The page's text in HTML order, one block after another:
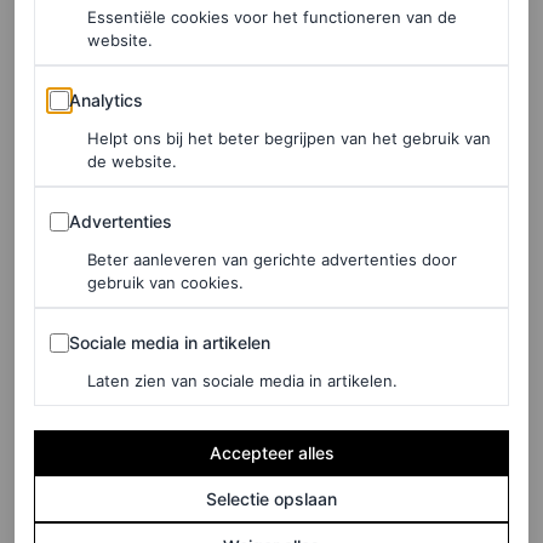
periode benutten om je toekomst te plannen ”, zegt ze.
Hoe te navigeren door
Mercury retrograde: do’s en
don’ts
Neem de tijd en doe rustig aan.
Communiceer zorgvuldig: dubbelcheck je e-mails,
berichten en brieven voordat je ze verstuurt.
Wees geduldig en begripvol met anderen —
misverstanden komen vaker voor.
Blijf flexibel en pas je aan veranderende situaties
Essentiële cookies voor het functioneren van de
website.
Analytics
Analytics
Helpt ons bij het beter begrijpen van het gebruik van
de website.
Advertenties
Advertenties
Beter aanleveren van gerichte advertenties door
gebruik van cookies.
Sociale media in artikelen
Sociale media in artikelen
Laten zien van sociale media in artikelen.
Accepteer alles
Selectie opslaan